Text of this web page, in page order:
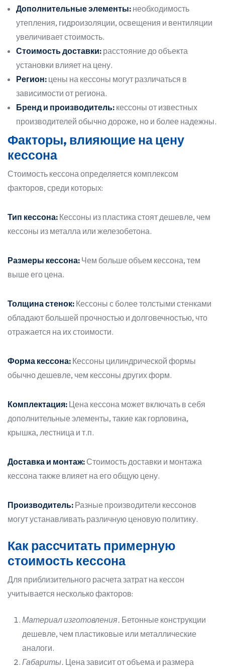
Дополнительные элементы: необходимость
утепления, гидроизоляции, освещения и вентиляции
увеличивает стоимость.
Стоимость доставки: расстояние до объекта
установки влияет на цену.
Регион: цены на кессоны могут различаться в
зависимости от региона.
Бренд и производитель: кессоны от известных
производителей обычно дороже, но и более надежны.
Факторы, влияющие на цену
кессона
Стоимость кессона определяется комплексом
факторов, среди которых:
Тип кессона: Кессоны из пластика стоят дешевле, чем
кессоны из металла или железобетона.
Размеры кессона: Чем больше объем кессона, тем
выше его цена.
Толщина стенок: Кессоны с более толстыми стенками
обладают большей прочностью и долговечностью, что
отражается на их стоимости.
Форма кессона: Кессоны цилиндрической формы
обычно дешевле, чем кессоны других форм.
Комплектация: Цена кессона может включать в себя
дополнительные элементы, такие как горловина,
крышка, лестница и т.п.
Доставка и монтаж: Стоимость доставки и монтажа
кессона также влияет на его общую цену.
Производитель: Разные производители кессонов
могут устанавливать различную ценовую политику.
Как рассчитать примерную
стоимость кессона
Для приблизительного расчета затрат на кессон
учитывается несколько факторов:
Материал изготовления. Бетонные конструкции
дешевле, чем пластиковые или металлические
аналоги.
Габариты. Цена зависит от объема и размера